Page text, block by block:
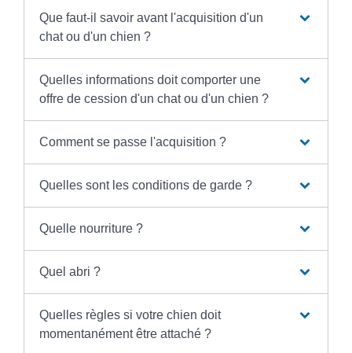
Que faut-il savoir avant l'acquisition d'un
chat ou d'un chien ?
Quelles informations doit comporter une
offre de cession d'un chat ou d'un chien ?
Comment se passe l'acquisition ?
Quelles sont les conditions de garde ?
Quelle nourriture ?
Quel abri ?
Quelles règles si votre chien doit
momentanément être attaché ?